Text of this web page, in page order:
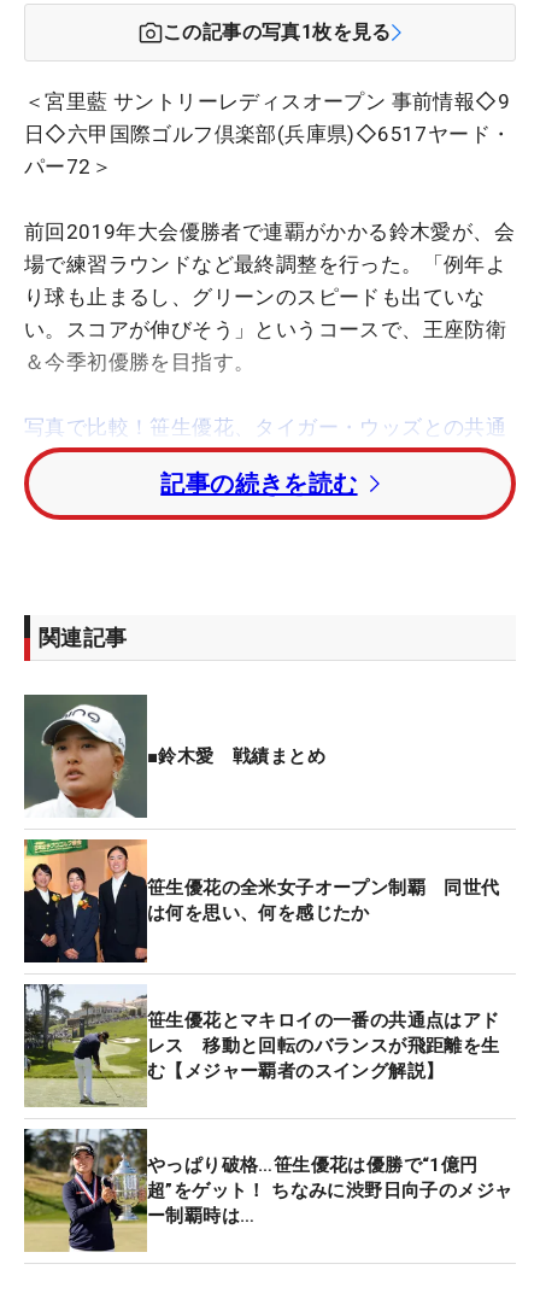
この記事の写真1枚を見る
＜宮里藍 サントリーレディスオープン 事前情報◇9
日◇六甲国際ゴルフ倶楽部(兵庫県)◇6517ヤード・
パー72＞
前回2019年大会優勝者で連覇がかかる鈴木愛が、会
場で練習ラウンドなど最終調整を行った。「例年よ
り球も止まるし、グリーンのスピードも出ていな
い。スコアが伸びそう」というコースで、王座防衛
＆今季初優勝を目指す。
写真で比較！笹生優花、タイガー・ウッズとの共通
点は？【スイング解説】
現在の課題はショット。「今週に入って、グリップ
ね」と、少しの不安を残したまま開幕を迎える。そ
れでもパッティングは好調。「中京テレビ・ブリヂ
ス」6位と、成績を上げながら兵庫県に入った。
ディフェンディング大会前には、“笹生優花全米制
覇”のビッグニュースが、日本を揺るがした。これに
ついて鈴木は、「結果しか見てないけど、すぐに海
外で勝てるのはすごい。すごくダイナミックなゴル
フをする。私は年齢を重ねてそれができなくなって
いるので、うらやましいですね」と素直な気持ちを
口にした。
そして、この勝利が日本のゴルフ界に好影響を与え
ると予感する。「日本選手が優勝争いをすることが
増えて、自分もできるのでは、という自信が湧いて
くる。日本で戦う選手もやる気が変わるはず。練習
を頑張ると思うし、ゴルフ界にいい影響を与える。
もう少し練習しないとな、と思った」。“刺激”とい
うよりも“希望”。淡々とした口調ながら、熱い言葉
記事の続きを読む
関連記事
■鈴木愛 戦績まとめ
笹生優花の全米女子オープン制覇 同世代
は何を思い、何を感じたか
笹生優花とマキロイの一番の共通点はアド
レス 移動と回転のバランスが飛距離を生
む【メジャー覇者のスイング解説】
やっぱり破格…笹生優花は優勝で“1億円
超”をゲット！ ちなみに渋野日向子のメジャ
ー制覇時は…